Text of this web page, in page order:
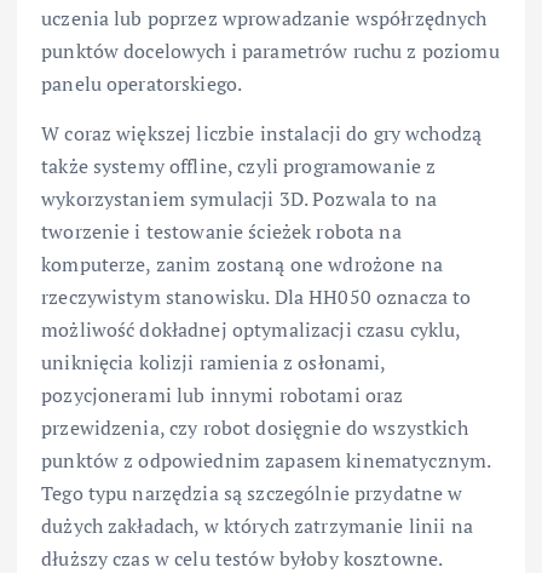
uczenia lub poprzez wprowadzanie współrzędnych
punktów docelowych i parametrów ruchu z poziomu
panelu operatorskiego.
W coraz większej liczbie instalacji do gry wchodzą
także systemy offline, czyli programowanie z
wykorzystaniem symulacji 3D. Pozwala to na
tworzenie i testowanie ścieżek robota na
komputerze, zanim zostaną one wdrożone na
rzeczywistym stanowisku. Dla HH050 oznacza to
możliwość dokładnej optymalizacji czasu cyklu,
uniknięcia kolizji ramienia z osłonami,
pozycjonerami lub innymi robotami oraz
przewidzenia, czy robot dosięgnie do wszystkich
punktów z odpowiednim zapasem kinematycznym.
Tego typu narzędzia są szczególnie przydatne w
dużych zakładach, w których zatrzymanie linii na
dłuższy czas w celu testów byłoby kosztowne.